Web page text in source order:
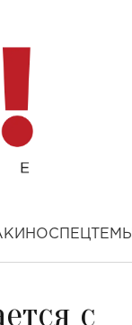
КИНОСПЕЦТЕМЫ
с